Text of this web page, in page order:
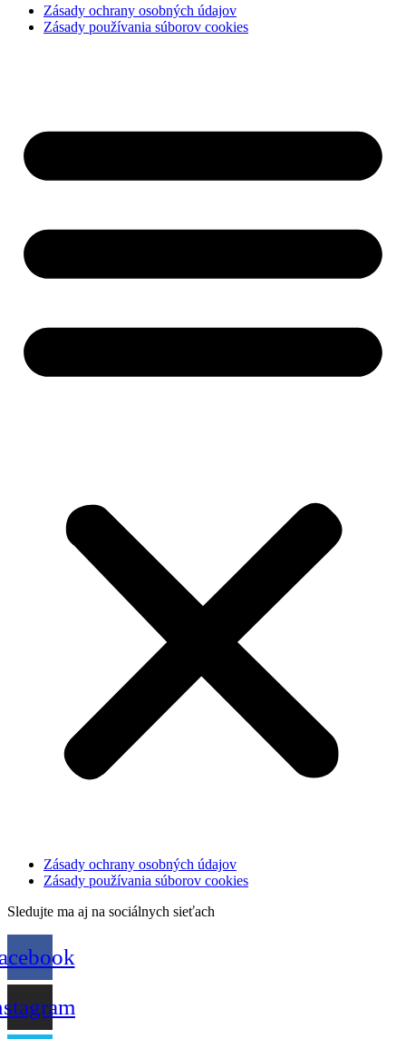
Zásady ochrany osobných údajov
Zásady používania súborov cookies
Zásady ochrany osobných údajov
Zásady používania súborov cookies
Sledujte ma aj na sociálnych sieťach